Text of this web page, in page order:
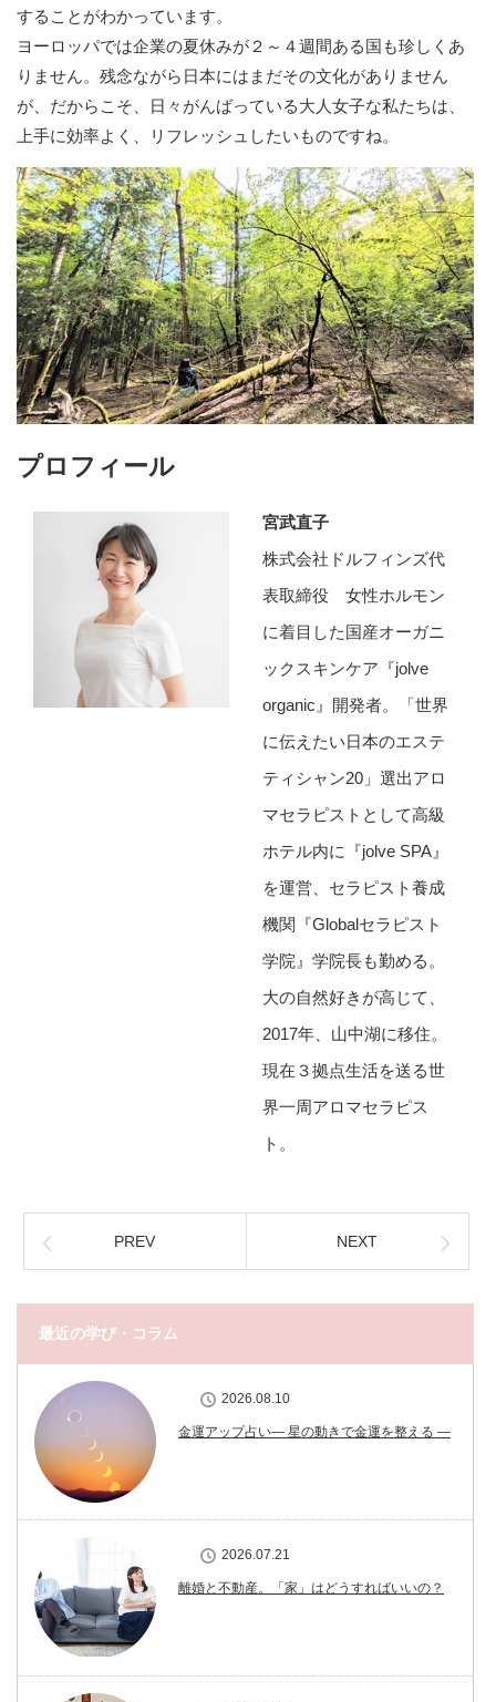
することがわかっています。
ヨーロッパでは企業の夏休みが２～４週間ある国も珍しくあ
りません。残念ながら日本にはまだその文化がありません
が、だからこそ、日々がんばっている大人女子な私たちは、
上手に効率よく、リフレッシュしたいものですね。
プロフィール
宮武直子
株式会社ドルフィンズ代
表取締役 女性ホルモン
に着目した国産オーガニ
ックスキンケア『jolve
organic』開発者。「世界
に伝えたい日本のエステ
ティシャン20」選出アロ
マセラピストとして高級
ホテル内に『jolve SPA』
を運営、セラピスト養成
機関『Globalセラピスト
学院』学院長も勤める。
大の自然好きが高じて、
2017年、山中湖に移住。
現在３拠点生活を送る世
界一周アロマセラピス
ト。
PREV NEXT
最近の学び・コラム
2026.08.10
金運アップ占い― 星の動きで金運を整える ―
2026.07.21
離婚と不動産。「家」はどうすればいいの？